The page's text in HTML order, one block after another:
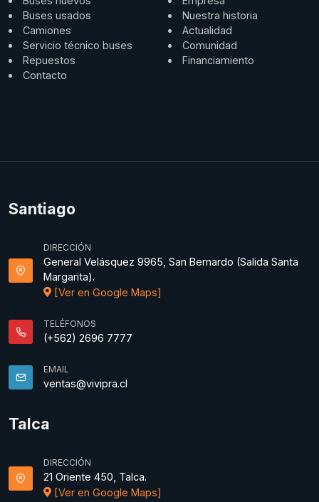
Buses usados
Camiones
Servicio técnico buses
Repuestos
Contacto
Nuestra historia
Actualidad
Comunidad
Financiamiento
Santiago
DIRECCIÓN
General Velásquez 9965, San Bernardo (Salida Santa
Margarita).
[Ver en Google Maps]
TELÉFONOS
(+562) 2696 7777
EMAIL
ventas@vivipra.cl
Talca
DIRECCIÓN
21 Oriente 450, Talca.
[Ver en Google Maps]